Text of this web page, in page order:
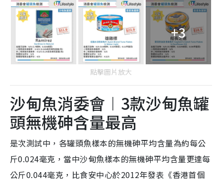
+3
點擊圖片放大
沙甸魚消委會︱3款沙甸魚罐
頭無機砷含量最高
是次測試中，各罐頭魚樣本的無機砷平均含量為約每公
斤0.024毫克，當中沙甸魚樣本的無機砷平均含量更達每
公斤0.044毫克，比食安中心於2012年發表《香港首個